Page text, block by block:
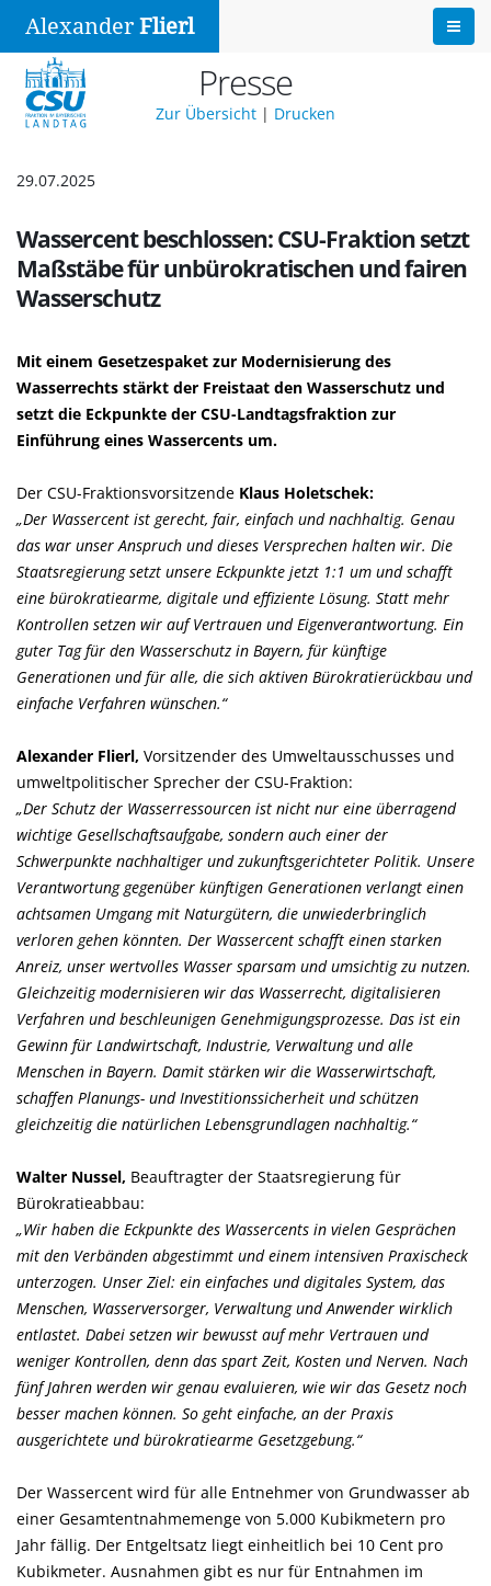
Alexander Flierl
Presse
Zur Übersicht | Drucken
29.07.2025
Wassercent beschlossen: CSU-Fraktion setzt
Maßstäbe für unbürokratischen und fairen
Wasserschutz
Mit einem Gesetzespaket zur Modernisierung des
Wasserrechts stärkt der Freistaat den Wasserschutz und
setzt die Eckpunkte der CSU-Landtagsfraktion zur
Einführung eines Wassercents um.
Der CSU-Fraktionsvorsitzende Klaus Holetschek:
Der Wassercent ist gerecht, fair, einfach und nachhaltig. Genau
das war unser Anspruch und dieses Versprechen halten wir. Die
Staatsregierung setzt unsere Eckpunkte jetzt 1:1 um und schafft
eine bürokratiearme, digitale und effiziente Lösung. Statt mehr
Kontrollen setzen wir auf Vertrauen und Eigenverantwortung. Ein
guter Tag für den Wasserschutz in Bayern, für künftige
Generationen und für alle, die sich aktiven Bürokratierückbau und
einfache Verfahren wünschen.“
Alexander Flierl, Vorsitzender des Umweltausschusses und
umweltpolitischer Sprecher der CSU-Fraktion:
Der Schutz der Wasserressourcen ist nicht nur eine überragend
wichtige Gesellschaftsaufgabe, sondern auch einer der
Schwerpunkte nachhaltiger und zukunftsgerichteter Politik. Unsere
Verantwortung gegenüber künftigen Generationen verlangt einen
achtsamen Umgang mit Naturgütern, die unwiederbringlich
verloren gehen könnten. Der Wassercent schafft einen starken
Anreiz, unser wertvolles Wasser sparsam und umsichtig zu nutzen.
Gleichzeitig modernisieren wir das Wasserrecht, digitalisieren
Verfahren und beschleunigen Genehmigungsprozesse. Das ist ein
Gewinn für Landwirtschaft, Industrie, Verwaltung und alle
Menschen in Bayern. Damit stärken wir die Wasserwirtschaft,
schaffen Planungs- und Investitionssicherheit und schützen
gleichzeitig die natürlichen Lebensgrundlagen nachhaltig.“
Walter Nussel, Beauftragter der Staatsregierung für
Bürokratieabbau:
Wir haben die Eckpunkte des Wassercents in vielen Gesprächen
mit den Verbänden abgestimmt und einem intensiven Praxischeck
unterzogen. Unser Ziel: ein einfaches und digitales System, das
Menschen, Wasserversorger, Verwaltung und Anwender wirklich
entlastet. Dabei setzen wir bewusst auf mehr Vertrauen und
weniger Kontrollen, denn das spart Zeit, Kosten und Nerven. Nach
fünf Jahren werden wir genau evaluieren, wie wir das Gesetz noch
besser machen können. So geht einfache, an der Praxis
ausgerichtete und bürokratiearme Gesetzgebung.“
Der Wassercent wird für alle Entnehmer von Grundwasser ab
einer Gesamtentnahmemenge von 5.000 Kubikmetern pro
Jahr fällig. Der Entgeltsatz liegt einheitlich bei 10 Cent pro
Kubikmeter. Ausnahmen gibt es nur für Entnahmen im